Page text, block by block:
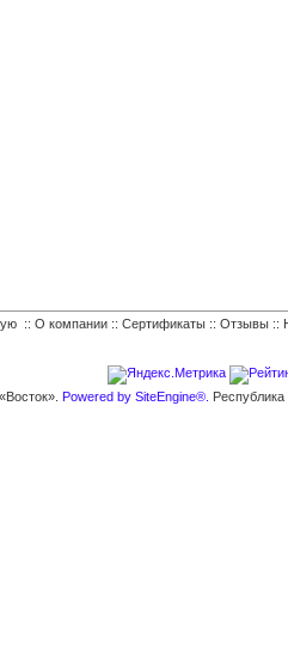
:: О компании :: Сертификаты :: Отзывы ::
Powered by SiteEngine®.